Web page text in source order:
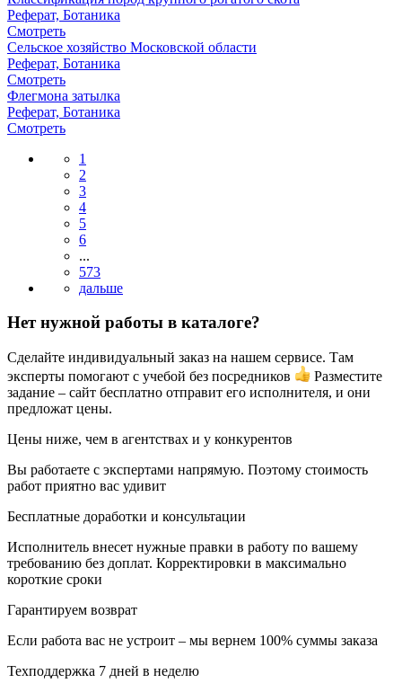
Реферат, Ботаника
Смотреть
Сельское хозяйство Московской области
Реферат, Ботаника
Смотреть
Флегмона затылка
Реферат, Ботаника
Смотреть
1
2
3
4
5
6
...
573
Нет нужной работы в каталоге?
Сделайте индивидуальный заказ на нашем сервисе. Там
эксперты помогают с учебой без посредников
Разместите
задание – сайт бесплатно отправит его исполнителя, и они
предложат цены.
Цены ниже, чем в агентствах и у конкурентов
Вы работаете с экспертами напрямую. Поэтому стоимость
работ приятно вас удивит
Бесплатные доработки и консультации
Исполнитель внесет нужные правки в работу по вашему
требованию без доплат. Корректировки в максимально
короткие сроки
Гарантируем возврат
Если работа вас не устроит – мы вернем 100% суммы заказа
Техподдержка 7 дней в неделю